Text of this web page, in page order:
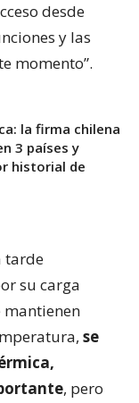
desde
y las
momento”.
la firma chilena
3 países y
historial de
tarde
su carga
mantienen
se
, pero